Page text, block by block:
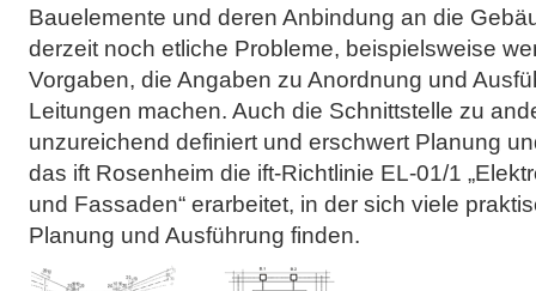
Bauelemente und deren Anbindung an die
derzeit noch etliche Probleme, beispielsweise
Vorgaben, die Angaben zu Anordnung und
Leitungen machen. Auch die Schnittstelle zu
unzureichend definiert und erschwert Planung
das ift Rosenheim die ift-Richtlinie EL-01/1
und Fassaden“ erarbeitet, in der sich viele
Planung und Ausführung finden.